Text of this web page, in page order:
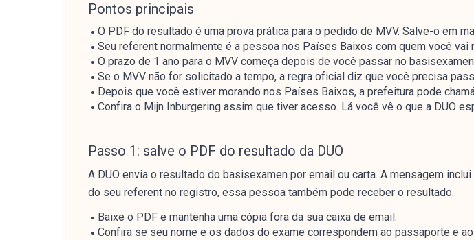
Pontos principais
O PDF do resultado é uma prova prática para o pedido de MVV. Salve-o em
Seu referent normalmente é a pessoa nos Países Baixos com quem você
O prazo de 1 ano para o MVV começa depois de você passar no
Se o MVV não for solicitado a tempo, a regra oficial diz que você precisa
Depois que você estiver morando nos Países Baixos, a prefeitura pode
Confira o Mijn Inburgering assim que tiver acesso. Lá você vê o que a DUO
Passo 1: salve o PDF do resultado da DUO
A DUO envia o resultado do basisexamen por email ou carta. A mensagem
do seu referent no registro, essa pessoa também pode receber o resultado.
Baixe o PDF e mantenha uma cópia fora da sua caixa de email.
Confira se seu nome e os dados do exame correspondem ao passaporte e